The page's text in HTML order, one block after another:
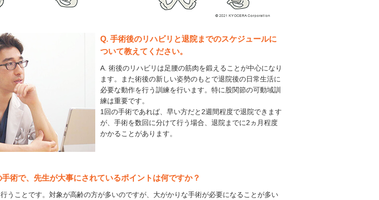
Q. 手術後のリハビリと退院までのスケジュールに
ついて教えてください。
A. 術後のリハビリは足腰の筋肉を鍛えることが中心になり
ます。また術後の新しい姿勢のもとで退院後の日常生活に
必要な動作を行う訓練を行います。特に股関節の可動域訓
練は重要です。
1回の手術であれば、早い方だと2週間程度で退院できます
が、手術を数回に分けて行う場合、退院までに2ヵ月程度
かかることがあります。
術で、先生が大事にされているポイントは何ですか？
うことです。対象が高齢の方が多いのですが、大がかりな手術が必要になることが多い